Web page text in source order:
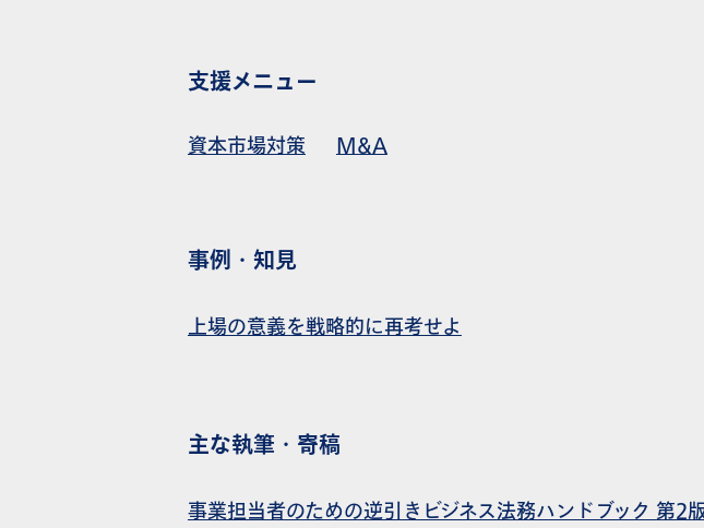
支援メニュー
資本市場対策 M&A
事例・知見
上場の意義を戦略的に再考せよ
主な執筆・寄稿
事業担当者のための逆引きビジネス法務ハンドブック 第2